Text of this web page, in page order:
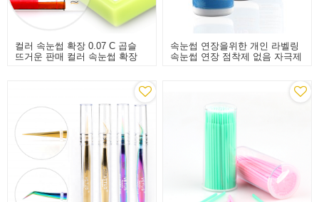
컬러 속눈썹 확장 0.07 C 곱슬
뜨거운 판매 컬러 속눈썹 확장
속눈썹 연장을위한 개인 라벨링
속눈썹 연장 점착제 없음 자극제